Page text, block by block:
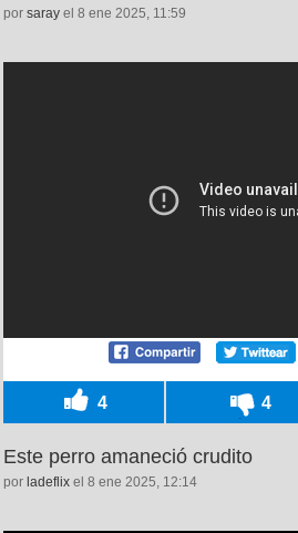
por saray el 8 ene 2025, 11:59
4 4
Este perro amaneció crudito
por ladeflix el 8 ene 2025, 12:14